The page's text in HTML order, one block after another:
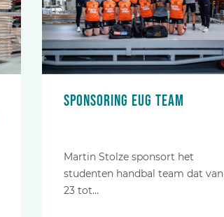
Sponsoring EUG team
Martin Stolze sponsort het
studenten handbal team dat van
23 tot…